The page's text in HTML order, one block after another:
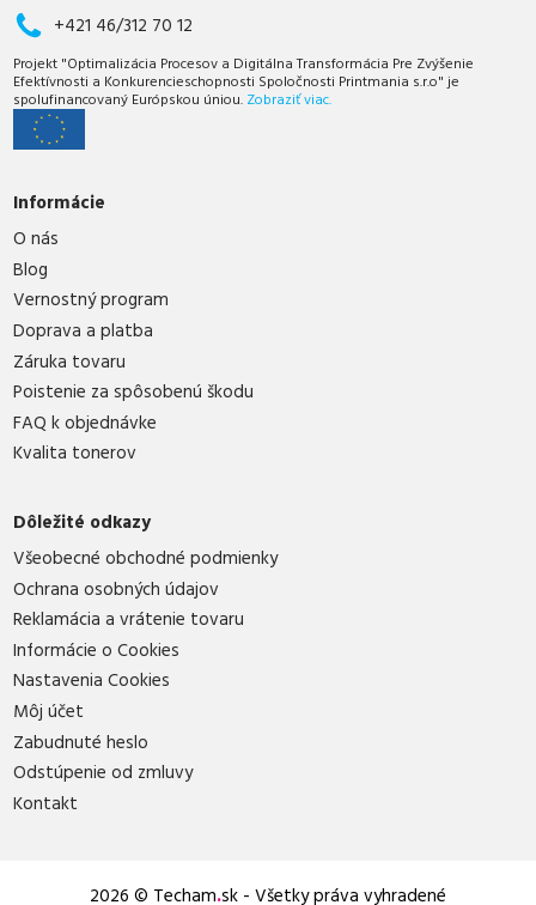
+421 46/312 70 12
Projekt "Optimalizácia Procesov a Digitálna Transformácia Pre Zvýšenie
Efektívnosti a Konkurencieschopnosti Spoločnosti Printmania s.r.o" je
spolufinancovaný Európskou úniou. Zobraziť viac.
Informácie
O nás
Blog
Vernostný program
Doprava a platba
Záruka tovaru
Poistenie za spôsobenú škodu
FAQ k objednávke
Kvalita tonerov
Dôležité odkazy
Všeobecné obchodné podmienky
Ochrana osobných údajov
Reklamácia a vrátenie tovaru
Informácie o Cookies
Nastavenia Cookies
Môj účet
Zabudnuté heslo
Odstúpenie od zmluvy
Kontakt
2026 © Techam.sk - Všetky práva vyhradené